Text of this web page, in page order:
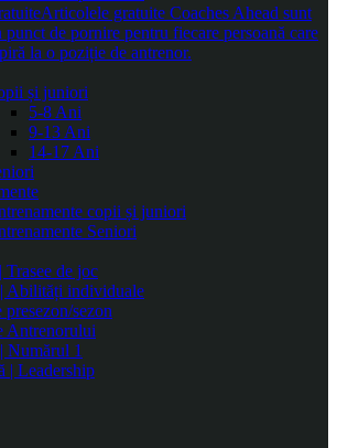
Articolele gratuite Coaches Ahead sunt
punct de pornire pentru fiecare persoană care
la o poziție de antrenor.
și juniori
5-8 Ani
9-13 Ani
14-17 Ani
copii și juniori
Seniori
Trasee de joc
Abilități individuale
presezon/sezon
Antrenorului
Numărul 1
| Leadership